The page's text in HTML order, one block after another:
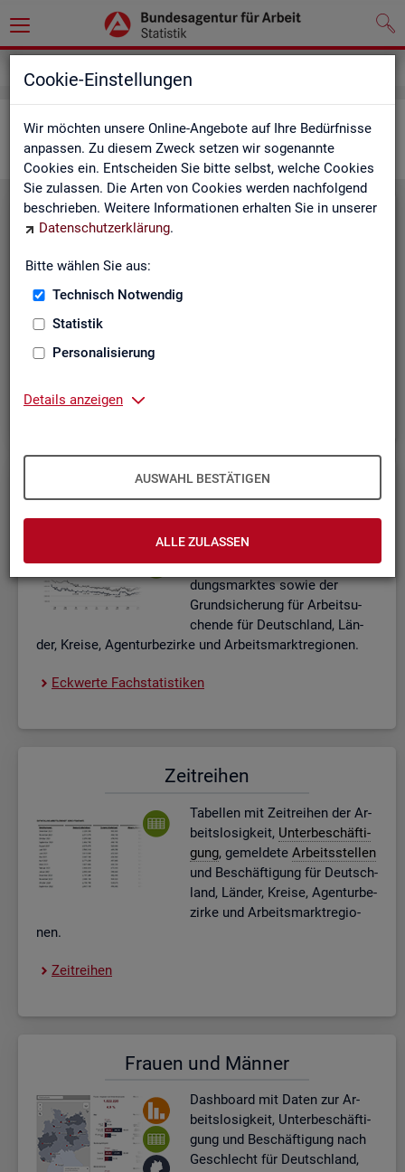
Cookie-Einstellungen
Wir möchten unsere Online-Angebote auf Ihre Bedürfnisse
anpassen. Zu diesem Zweck setzen wir sogenannte
Cookies ein. Entscheiden Sie bitte selbst, welche Cookies
Sie zulassen. Die Arten von Cookies werden nachfolgend
beschrieben. Weitere Informationen erhalten Sie in unserer
Datenschutzerklärung.
Bitte wählen Sie aus:
Technisch Notwendig
Statistik
Personalisierung
Details anzeigen
AUSWAHL BESTÄTIGEN
ALLE ZULASSEN
Ar­beits­markt im Über­blick
Eck­wer­te Ar­beits­markt
Eck­wer­te Ar­beits­markt
Eck­wer­te Fach­sta­tis­ti­ken
bel­len zu den ak­tu­el­len Eck­
wer­ten des Ar­beits- und Aus­bil­
dungs­mark­tes sowie der
Grund­si­che­rung für Ar­beit­su­
chen­de für Deutsch­land, Län­
der, Krei­se, Agen­tur­be­zir­ke und Ar­beits­markt­re­gio­nen.
Eck­wer­te Fach­sta­tis­ti­ken
Zeit­rei­hen
Ta­bel­len mit Zeit­rei­hen der Ar­
beits­lo­sig­keit, Un­ter­be­schäf­ti­
gung, ge­mel­de­te Ar­beits­stel­len
und Be­schäf­ti­gung für Deutsch­
land, Län­der, Krei­se, Agen­tur­be­
zir­ke und Ar­beits­markt­re­gio­
nen.
Zeit­rei­hen
Frau­en und Män­ner
Dash­board mit Daten zur Ar­
beits­lo­sig­keit, Un­ter­be­schäf­ti­
gung und Be­schäf­ti­gung nach
Ge­schlecht für Deutsch­land,